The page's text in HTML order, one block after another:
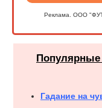
Реклама. ООО
Популярные
Гадание на